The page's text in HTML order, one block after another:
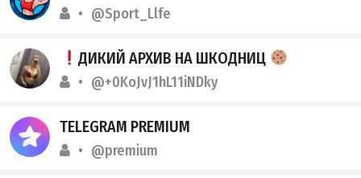
@Sport_Llfe
ДИКИЙ АРХИВ НА ШКОДНИЦ
@+0KoJvJ1hL11iNDky
TELEGRAM PREMIUM
@premium